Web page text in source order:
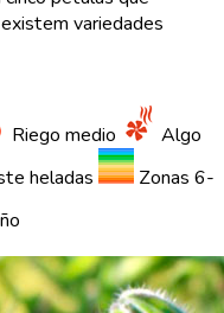
variedades
Riego medio
Algo
heladas
Zonas 6-